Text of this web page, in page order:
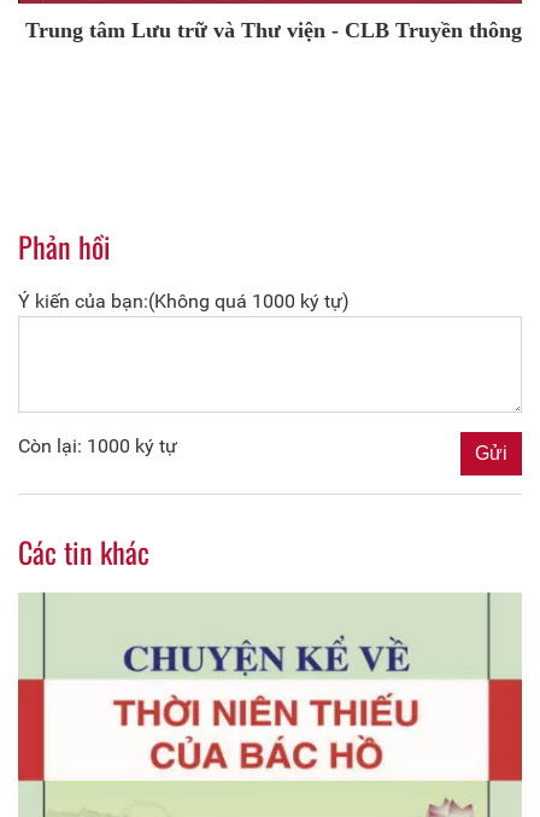
Trung tâm Lưu trữ và Thư viện - CLB Truyền thông
Phản hồi
Ý kiến của bạn:(Không quá 1000 ký tự)
Còn lại: 1000 ký tự
Các tin khác